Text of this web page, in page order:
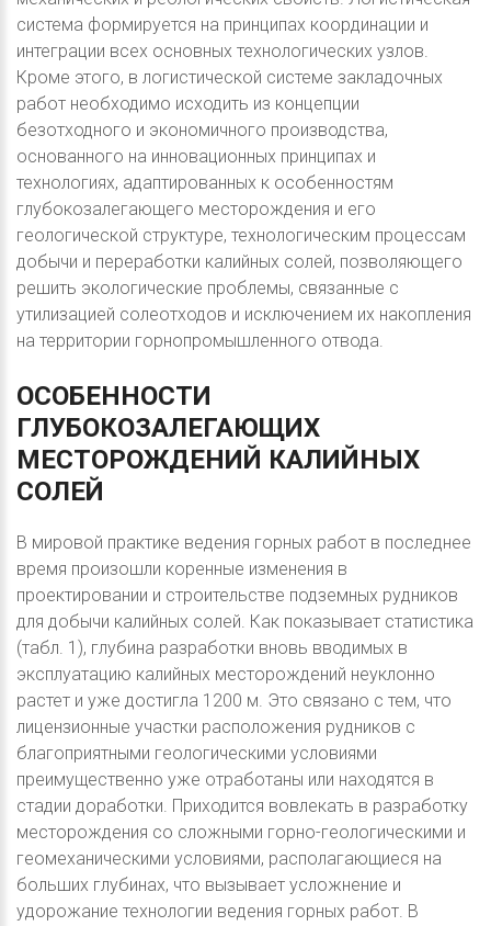
система формируется на принципах координации и
интеграции всех основных технологических узлов.
Кроме этого, в логистической системе закладочных
работ необходимо исходить из концепции
безотходного и экономичного производства,
основанного на инновационных принципах и
технологиях, адаптированных к особенностям
глубокозалегающего месторождения и его
геологической структуре, технологическим процессам
добычи и переработки калийных солей, позволяющего
решить экологические проблемы, связанные с
утилизацией солеотходов и исключением их накопления
на территории горнопромышленного отвода.
ОСОБЕННОСТИ
ГЛУБОКОЗАЛЕГАЮЩИХ
МЕСТОРОЖДЕНИЙ КАЛИЙНЫХ
СОЛЕЙ
В мировой практике ведения горных работ в последнее
время произошли коренные изменения в
проектировании и строительстве подземных рудников
для добычи калийных солей. Как показывает статистика
(табл. 1), глубина разработки вновь вводимых в
эксплуатацию калийных месторождений неуклонно
растет и уже достигла 1200 м. Это связано с тем, что
лицензионные участки расположения рудников с
благоприятными геологическими условиями
преимущественно уже отработаны или находятся в
стадии доработки. Приходится вовлекать в разработку
месторождения со сложными горно-геологическими и
геомеханическими условиями, располагающиеся на
больших глубинах, что вызывает усложнение и
удорожание технологии ведения горных работ. В